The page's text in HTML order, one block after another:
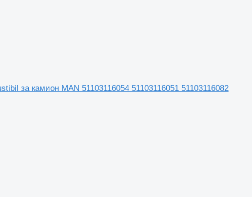
за камион MAN 51103116054 51103116051 51103116082